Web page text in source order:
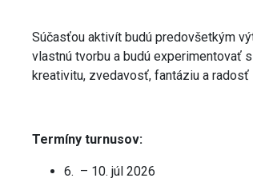
Súčasťou aktivít budú predovšetkým
vlastnú tvorbu a budú experimentovať
kreativitu, zvedavosť, fantáziu a
Termíny turnusov:
6. – 10. júl 2026